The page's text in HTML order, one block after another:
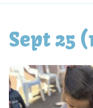
Sept 25